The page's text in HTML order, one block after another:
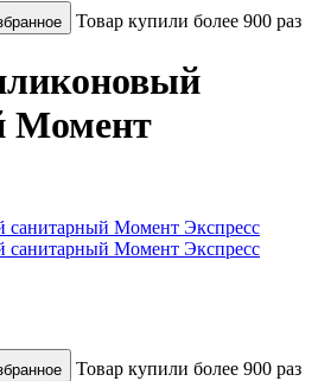
Товар купили более 900 раз
Момент
Товар купили более 900 раз